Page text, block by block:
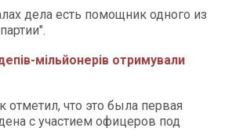
дела есть помощник одного из
мільйонерів отримували
что это была первая
с участием офицеров под